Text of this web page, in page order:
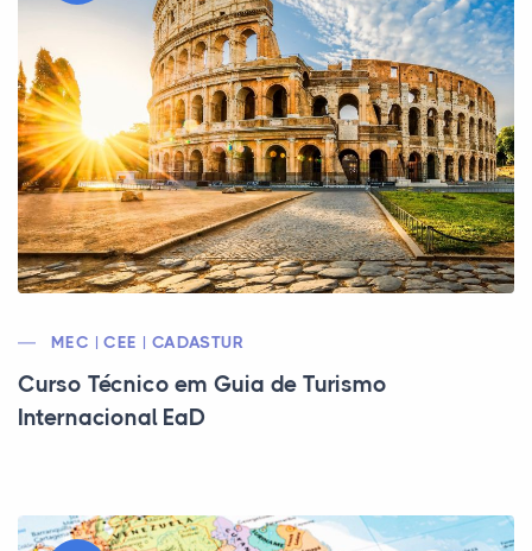
MEC | CEE | CADASTUR
Curso Técnico em Guia de Turismo
Internacional EaD